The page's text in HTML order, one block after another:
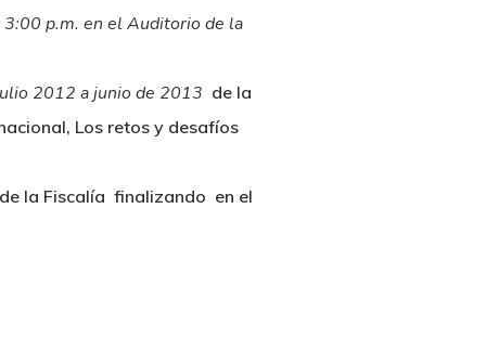
p.m. en el Auditorio de la
2012 a junio de 2013 de la
Los retos y desafíos
la Fiscalía finalizando en el